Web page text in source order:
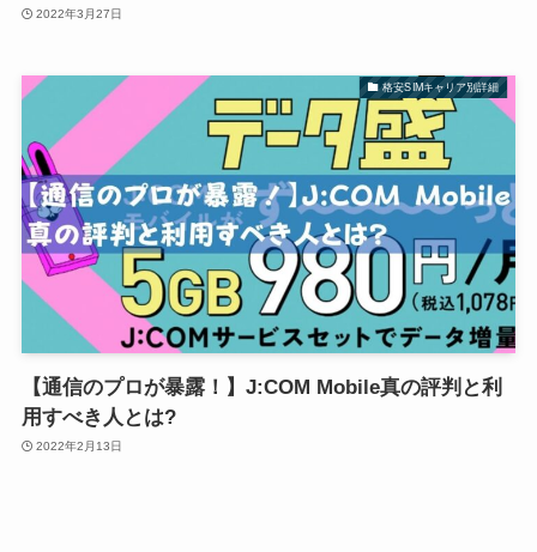
2022年3月27日
格安SIMキャリア別詳細
【通信のプロが暴露！】J:COM Mobile真の評判と利
用すべき人とは?
2022年2月13日